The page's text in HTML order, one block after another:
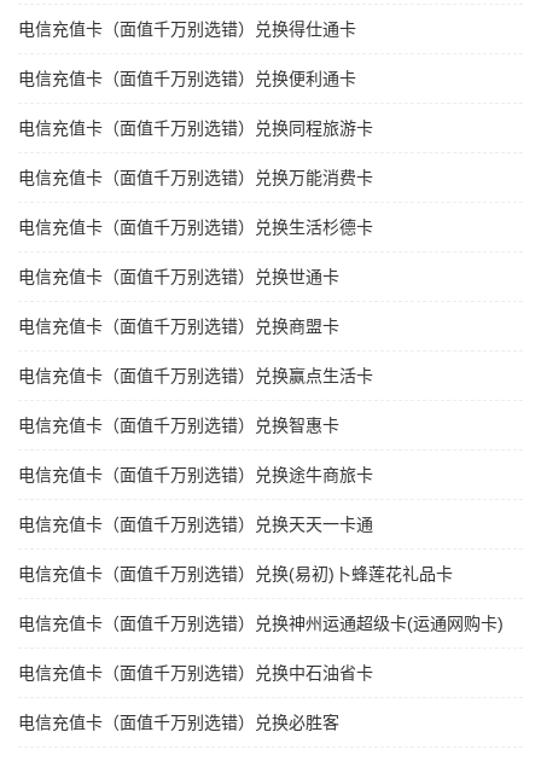
电信充值卡（面值千万别选错）兑换得仕通卡
电信充值卡（面值千万别选错）兑换便利通卡
电信充值卡（面值千万别选错）兑换同程旅游卡
电信充值卡（面值千万别选错）兑换万能消费卡
电信充值卡（面值千万别选错）兑换生活杉德卡
电信充值卡（面值千万别选错）兑换世通卡
电信充值卡（面值千万别选错）兑换商盟卡
电信充值卡（面值千万别选错）兑换赢点生活卡
电信充值卡（面值千万别选错）兑换智惠卡
电信充值卡（面值千万别选错）兑换途牛商旅卡
电信充值卡（面值千万别选错）兑换天天一卡通
电信充值卡（面值千万别选错）兑换(易初)卜蜂莲花礼品卡
电信充值卡（面值千万别选错）兑换神州运通超级卡(运通网购卡)
电信充值卡（面值千万别选错）兑换中石油省卡
电信充值卡（面值千万别选错）兑换必胜客